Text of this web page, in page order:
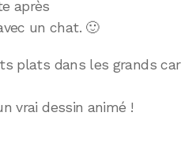
après
un chat. 🙂
plats dans les grands car
vrai dessin animé !